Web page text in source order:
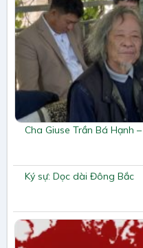
Cha Giuse Trần Bá Hạnh
Ký sự: Dọc dài Đông Bắc